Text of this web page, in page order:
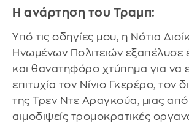
Η ανάρτηση του Τραμπ:
Υπό τις οδηγίες μου, η Νότια
Ηνωμένων Πολιτειών εξαπέλυσε
και θανατηφόρο χτύπημα για να
επιτυχία τον Νίνιο Γκερέρο, τον
της Τρεν Ντε Αραγκούα, μιας από
αιμοδιψείς τρομοκρατικές